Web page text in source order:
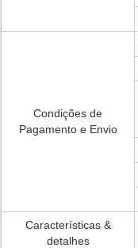
Condições de
Pagamento e Envio
Características &
detalhes